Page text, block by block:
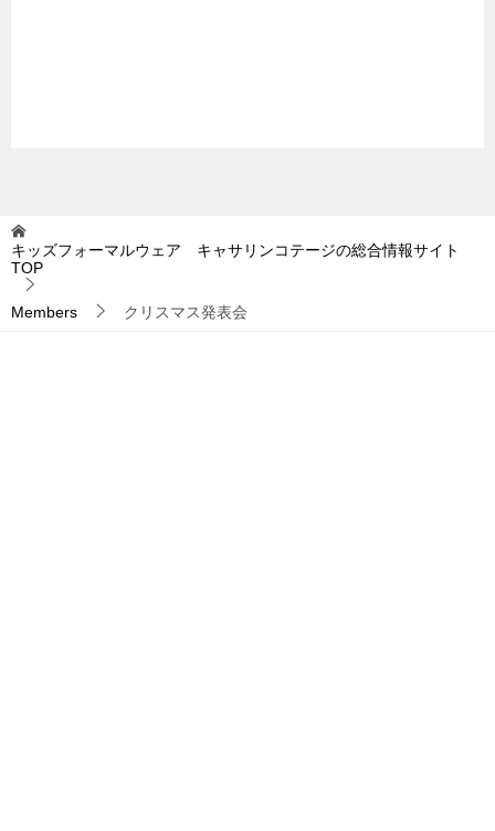
キッズフォーマルウェア キャサリンコテージの総合情報サイト
TOP
Members クリスマス発表会